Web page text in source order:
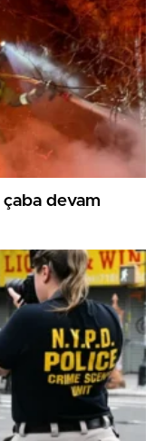
çaba devam